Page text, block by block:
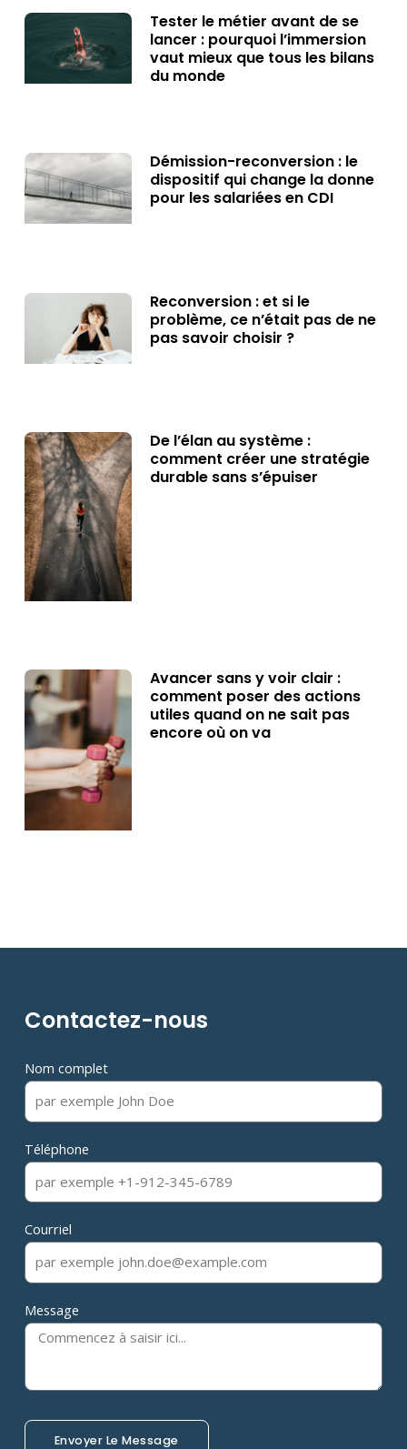
Tester le métier avant de se
lancer : pourquoi l’immersion
vaut mieux que tous les bilans
du monde
Démission-reconversion : le
dispositif qui change la donne
pour les salariées en CDI
Reconversion : et si le
problème, ce n’était pas de ne
pas savoir choisir ?
De l’élan au système :
comment créer une stratégie
durable sans s’épuiser
Avancer sans y voir clair :
comment poser des actions
utiles quand on ne sait pas
encore où on va
Contactez-nous
Nom complet
Téléphone
Courriel
Message
Envoyer Le Message